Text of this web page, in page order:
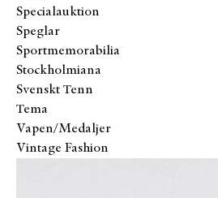
Specialauktion
Speglar
Sportmemorabilia
Stockholmiana
Svenskt Tenn
Tema
Vapen/Medaljer
Vintage Fashion